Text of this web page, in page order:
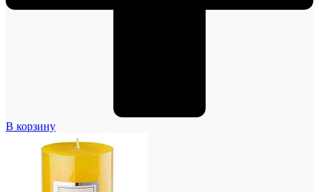
В корзину